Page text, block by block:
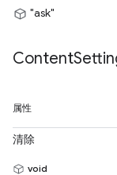
"ask"
Content
属性
清除
void